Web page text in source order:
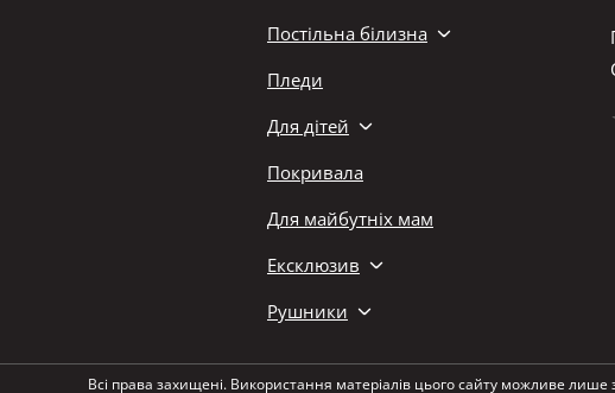
Постільна білизна
Пледи
Для дітей
Покривала
Для майбутніх мам
Ексклюзив
Рушники
Всі права захищені. Використання матеріалів цього сайту можливе